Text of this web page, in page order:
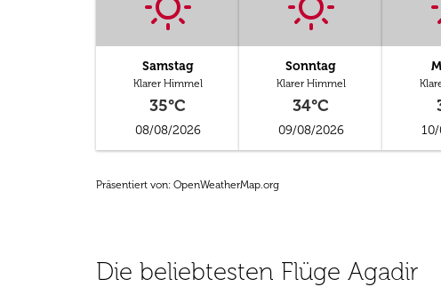
Samstag
Klarer Himmel
35°C
08/08/2026
Sonntag
Klarer Himmel
34°C
09/08/2026
Präsentiert von: OpenWeatherMap.org
Die beliebtesten Flüge Agadir